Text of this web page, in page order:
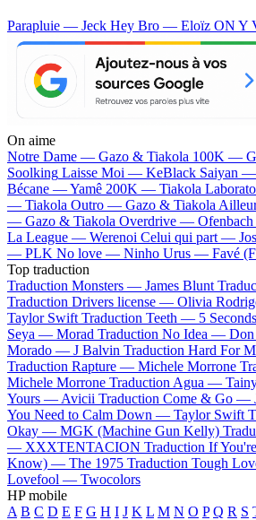
Parapluie — Jeck Hey Bro — Eloïz ON Y
On aime
Notre Dame — Gazo & Tiakola 100K —
Soolking Laisse Moi — KeBlack Saiyan —
Bécane —Yamê 200K — Tiakola
— Tiakola Outro — Gazo & Tiakola
— Gazo & Tiakola Overdrive — Ofenbach
La League — Werenoi Celui qui part —
— PLK No love — Ninho Urus — Favé
Top traduction
Traduction Monsters — James Blunt
Traduction Drivers license — Olivia
Taylor Swift Traduction Teeth — 5
Seya — Morad Traduction No Idea —
Morado — J Balvin Traduction Hard For
Traduction Rapture — Michele Morrone
Michele Morrone Traduction Agua —
Yours — Avicii Traduction Come & Go —
You Need to Calm Down — Taylor Swift
Okay — MGK (Machine Gun Kelly)
— XXXTENTACION Traduction If
Know) — The 1975 Traduction Tough
Lovefool — Twocolors
HP mobile
A B C D E F G H I J K L M N O P Q R S